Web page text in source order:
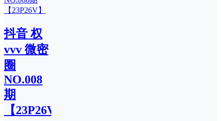
抖音 权
vvv 微密
圈
NO.008
期
【23P26V】